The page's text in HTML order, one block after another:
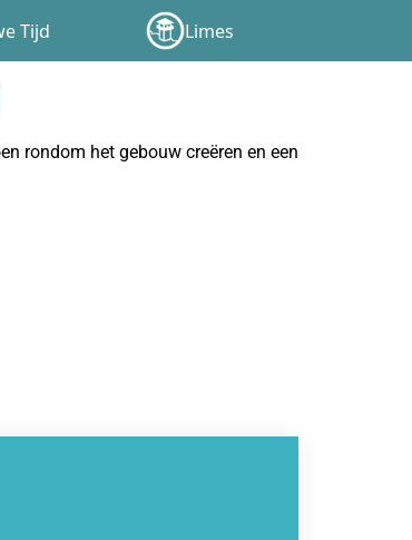
Tijd Limes
rondom het gebouw creëren en een